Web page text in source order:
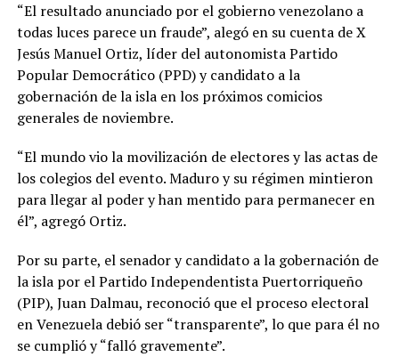
“El resultado anunciado por el gobierno venezolano a
todas luces parece un fraude”, alegó en su cuenta de X
Jesús Manuel Ortiz, líder del autonomista Partido
Popular Democrático (PPD) y candidato a la
gobernación de la isla en los próximos comicios
generales de noviembre.
“El mundo vio la movilización de electores y las actas de
los colegios del evento. Maduro y su régimen mintieron
para llegar al poder y han mentido para permanecer en
él”, agregó Ortiz.
Por su parte, el senador y candidato a la gobernación de
la isla por el Partido Independentista Puertorriqueño
(PIP), Juan Dalmau, reconoció que el proceso electoral
en Venezuela debió ser “transparente”, lo que para él no
se cumplió y “falló gravemente”.